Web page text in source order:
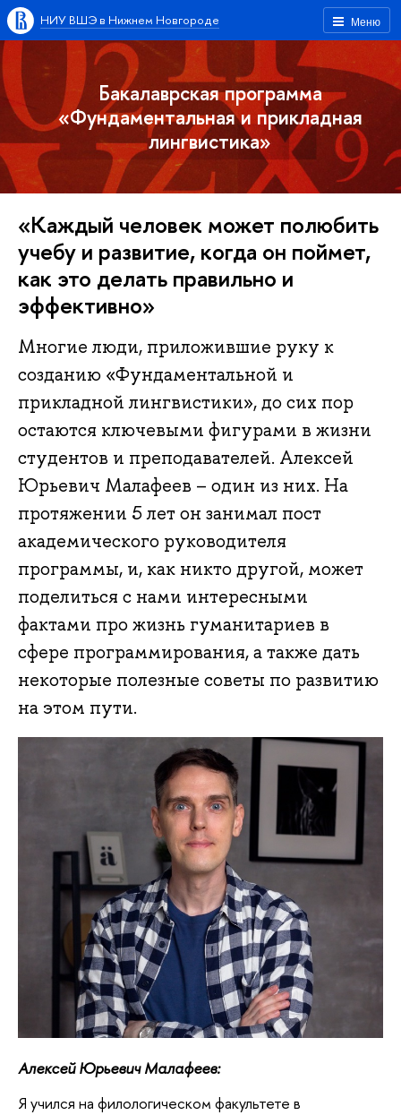
Меню
НИУ ВШЭ в Нижнем Новгороде
Бакалаврская программа
«Фундаментальная и прикладная
лингвистика»
«Каждый человек может полюбить
учебу и развитие, когда он поймет,
как это делать правильно и
эффективно»
Многие люди, приложившие руку к
созданию «Фундаментальной и
прикладной лингвистики», до сих пор
остаются ключевыми фигурами в жизни
студентов и преподавателей. Алексей
Юрьевич Малафеев – один из них. На
протяжении 5 лет он занимал пост
академического руководителя
программы, и, как никто другой, может
поделиться с нами интересными
фактами про жизнь гуманитариев в
сфере программирования, а также дать
некоторые полезные советы по развитию
на этом пути.
Алексей Юрьевич Малафеев:
Я учился на филологическом факультете в